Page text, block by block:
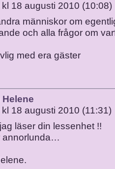
18 augusti 2010 (10:08)
människor om
och alla frågor om
med era gäster
Helene
18 augusti 2010 (11:31)
läser din lessenhet !!
annorlunda…